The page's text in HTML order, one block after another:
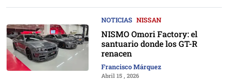
NOTICIAS NISSAN
NISMO Omori Factory: el
santuario donde los GT-R
renacen
Francisco Márquez
Abril 15 , 2026